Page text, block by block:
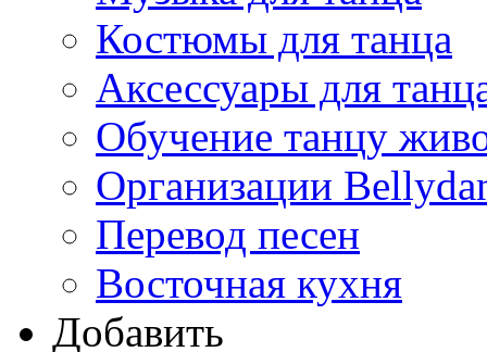
Костюмы для танца
Аксессуары для
Обучение танцу
Организации
Перевод песен
Восточная кухня
Добавить